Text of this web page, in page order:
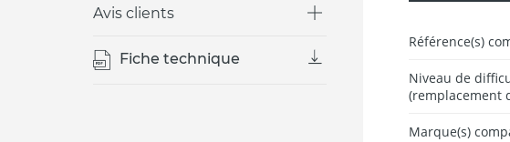
Avis clients
Fiche technique
Référence(s)
Niveau de
(remplacement
Marque(s)